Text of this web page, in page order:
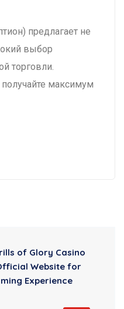
предлагает не
выбор
торговли.
максимум
of Glory Casino
Website for
Experience